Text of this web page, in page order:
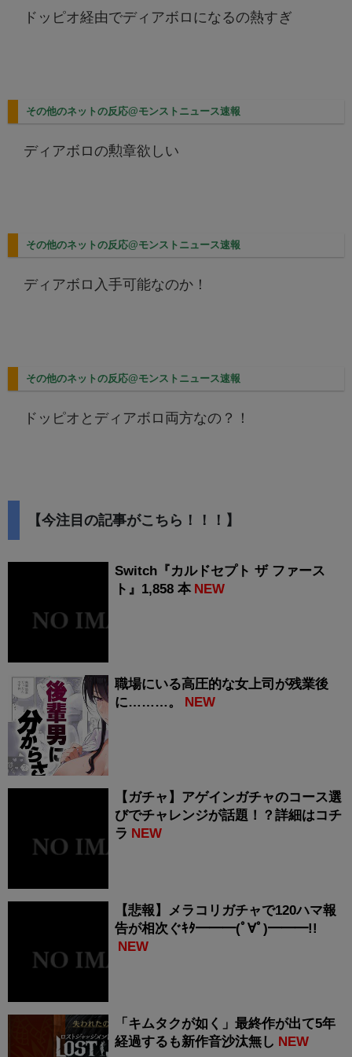
ドッピオ経由でディアボロになるの熱すぎ
その他のネットの反応@モンストニュース速報
ディアボロの勲章欲しい
その他のネットの反応@モンストニュース速報
ディアボロ入手可能なのか！
その他のネットの反応@モンストニュース速報
ドッピオとディアボロ両方なの？！
【今注目の記事がこちら！！！】
Switch『カルドセプト ザ ファース
ト』1,858 本 NEW
職場にいる高圧的な女上司が残業後
に………。
NEW
【ガチャ】アゲインガチャのコース選
びでチャレンジが話題！？詳細はコチ
ラ NEW
【悲報】メラコリガチャで120ハマ報
告が相次ぐｷﾀ━━━(ﾟ∀ﾟ)━━━!!
NEW
「キムタクが如く」最終作が出て5年
経過するも新作音沙汰無し NEW